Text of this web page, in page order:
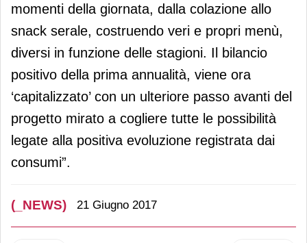
momenti della giornata, dalla colazione allo
snack serale, costruendo veri e propri menù,
diversi in funzione delle stagioni. Il bilancio
positivo della prima annualità, viene ora
‘capitalizzato’ con un ulteriore passo avanti del
progetto mirato a cogliere tutte le possibilità
legate alla positiva evoluzione registrata dai
consumi”.
(_NEWS) 21 Giugno 2017